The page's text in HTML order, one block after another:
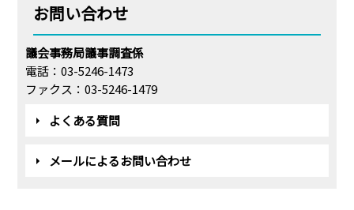
お問い合わせ
議会事務局議事調査係
電話：03-5246-1473
ファクス：03-5246-1479
よくある質問
メールによるお問い合わせ